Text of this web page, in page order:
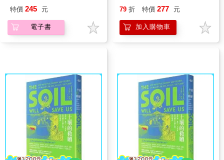
特價 245 元
電子書
79 折 特價 277 元
加入購物車